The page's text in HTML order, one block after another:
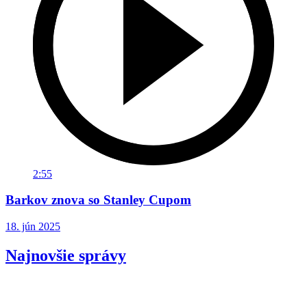
2:55
Barkov znova so Stanley Cupom
18. jún 2025
Najnovšie správy